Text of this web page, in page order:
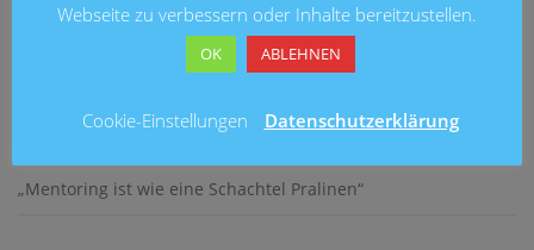
Ein fröhliches Schulfest an der Brüder-Grimm-Schule
Lesung mit Ingo Siegner an der Grundschule Mühlenberg
„Mentoring ist wie eine Schachtel Pralinen“
Webseite zu verbessern oder Inhalte bereitzustellen.
OK ABLEHNEN
Cookie-Einstellungen Datenschutzerklärung